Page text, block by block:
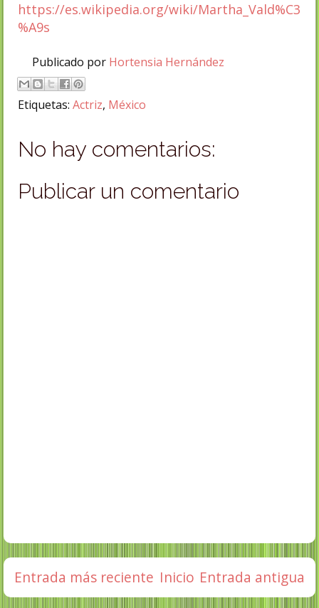
https://es.wikipedia.org/wiki/Martha_Vald%C3
%A9s
Publicado por Hortensia Hernández
Etiquetas: Actriz, México
No hay comentarios:
Publicar un comentario
Entrada más reciente Entrada antigua
Inicio